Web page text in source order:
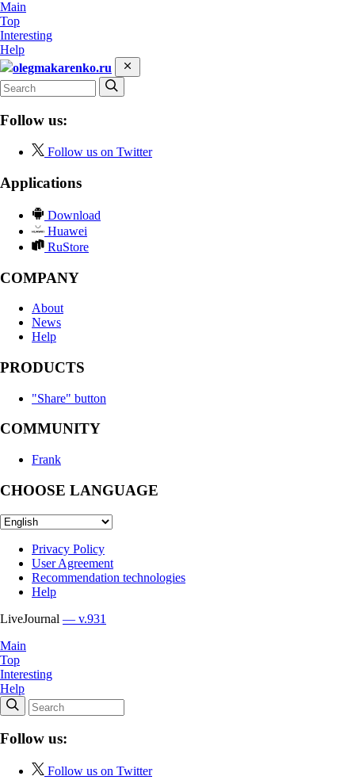
Main
Top
Interesting
Help
olegmakarenko.ru
Follow us:
Follow us on Twitter
Applications
Download
Huawei
RuStore
COMPANY
About
News
Help
PRODUCTS
"Share" button
COMMUNITY
Frank
CHOOSE LANGUAGE
Privacy Policy
User Agreement
Recommendation technologies
Help
LiveJournal — v.931
Main
Top
Interesting
Help
Follow us:
Follow us on Twitter